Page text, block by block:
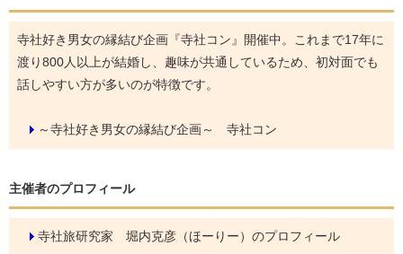
寺社好き男女の縁結び企画『寺社コン』開催中。これまで17年に
渡り800人以上が結婚し、趣味が共通しているため、初対面でも
話しやすい方が多いのが特徴です。
～寺社好き男女の縁結び企画～ 寺社コン
主催者のプロフィール
寺社旅研究家 堀内克彦（ほーりー）のプロフィール